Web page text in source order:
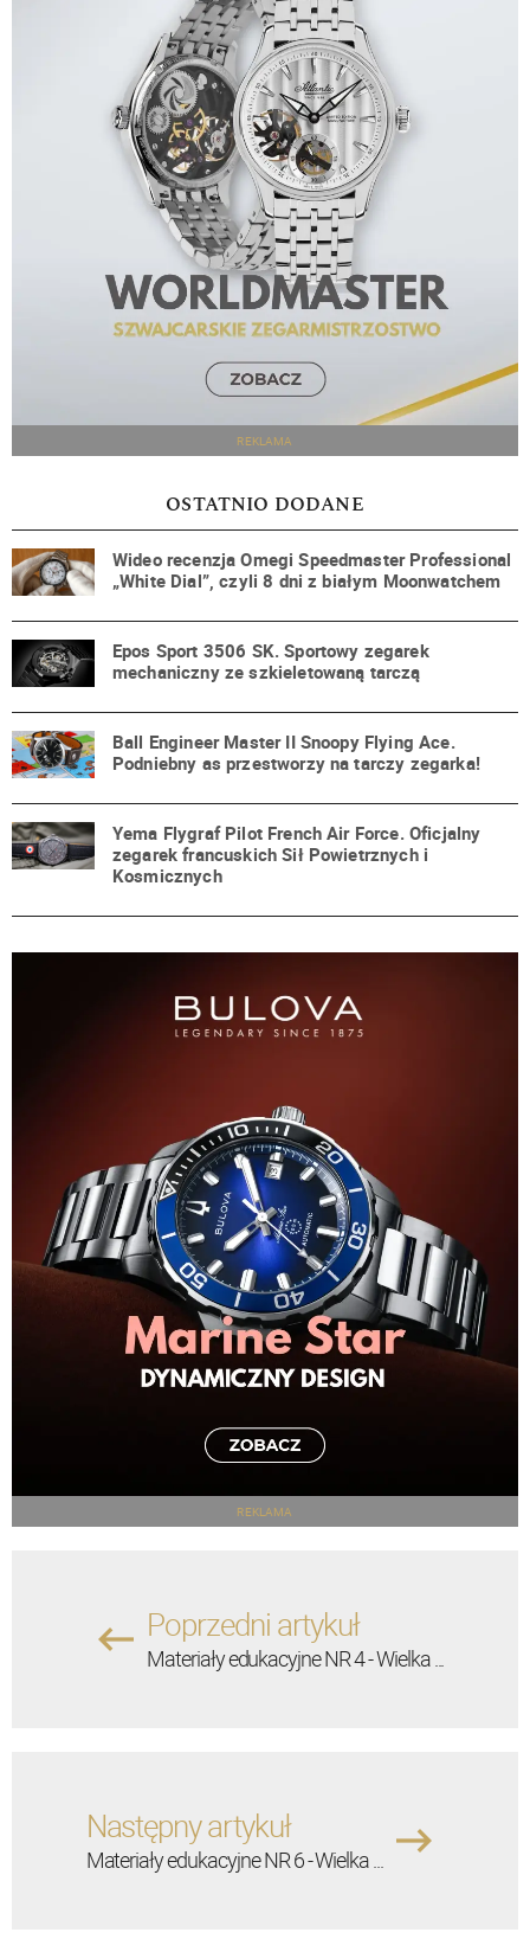
REKLAMA
OSTATNIO DODANE
Wideo recenzja Omegi Speedmaster Professional
„White Dial”, czyli 8 dni z białym Moonwatchem
Epos Sport 3506 SK. Sportowy zegarek
mechaniczny ze szkieletowaną tarczą
Ball Engineer Master II Snoopy Flying Ace.
Podniebny as przestworzy na tarczy zegarka!
Yema Flygraf Pilot French Air Force. Oficjalny
zegarek francuskich Sił Powietrznych i
Kosmicznych
REKLAMA
Poprzedni artykuł
Materiały edukacyjne NR 4 - Wielka ...
Następny artykuł
Materiały edukacyjne NR 6 - Wielka ...